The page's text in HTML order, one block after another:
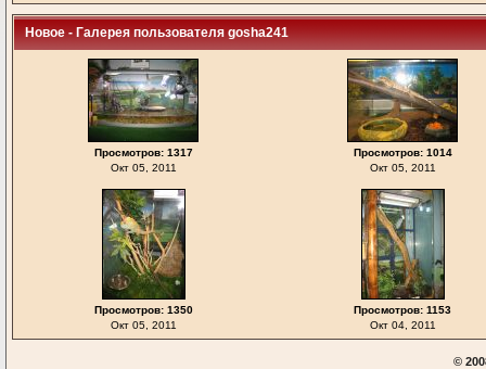
Новое - Галерея пользователя gosha241
Просмотров: 1317
Окт 05, 2011
Просмотров: 1014
Окт 05, 2011
Просмотров: 1350
Окт 05, 2011
Просмотров: 1153
Окт 04, 2011
©